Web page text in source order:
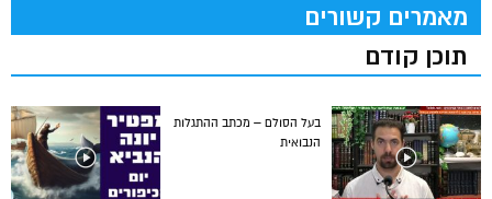
מאמרים קשורים
תוכן קודם
בעל הסולם – מכתב ההתגלות
הנבואית